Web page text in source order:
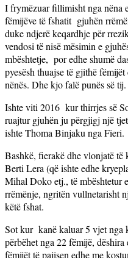
I frymëzuar fillimisht nga nëna
fëmijëve të fshatit gjuhën
duke ndjerë keqardhje për
vendosi të nisë mësimin e
mbështetje, por edhe shumë
pyesësh thuajse të gjithë
nënës. Dhe kjo falë punës së tij.
Ishte viti 2016 kur thirrjes së
ruajtur gjuhën ju përgjigj një
ishte Thoma Binjaku nga Fieri.
Bashkë, fierakë dhe vlonjatë
Berti Lera (që ishte edhe
Mihal Doko etj., të mbështetur
rrëmënje, ngritën vullnetarisht
këtë fshat.
Sot kur kanë kaluar 5 vjet nga
përbëhet nga 22 fëmijë,
fëmijët të pajisen edhe me